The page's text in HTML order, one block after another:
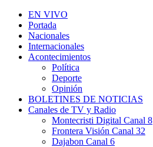
EN VIVO
Portada
Nacionales
Internacionales
Acontecimientos
Política
Deporte
Opinión
BOLETINES DE NOTICIAS
Canales de TV y Radio
Montecristi Digital Canal 8
Frontera Visión Canal 32
Dajabon Canal 6